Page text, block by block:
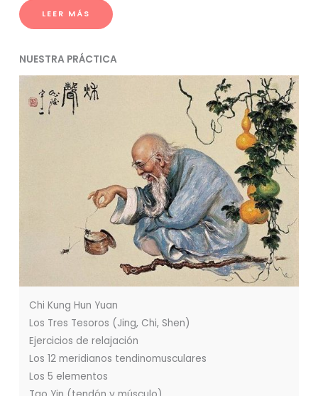
LEER MÁS
NUESTRA PRÁCTICA
Chi Kung Hun Yuan
Los Tres Tesoros (Jing, Chi, Shen)
Ejercicios de relajación
Los 12 meridianos tendinomusculares
Los 5 elementos